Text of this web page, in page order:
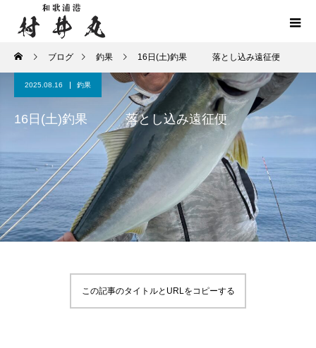
ブログ 釣果 16日(土)釣果 落とし込み遠征便
2025.08.16 釣果
16日(土)釣果 落とし込み遠征便
この記事のタイトルとURLをコピーする